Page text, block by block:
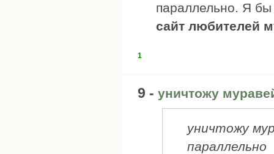
параллельно. Я бы
сайт любителей
1
9 - уничтожу
уничтожу
параллельно